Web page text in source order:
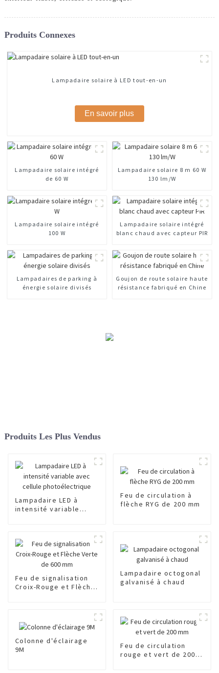
Produits Connexes
Lampadaire solaire à LED tout-en-un
En savoir plus
Lampadaire solaire intégré
de 60 W
Lampadaire solaire 8 m 60 W
130 lm/W
Lampadaire solaire intégré
100 W
Lampadaire solaire intégré
blanc chaud avec capteur PIR
Lampadaires de parking à
énergie solaire divisés
Goujon de route solaire haute
résistance fabriqué en Chine
Produits Les Plus Vendus
Lampadaire LED à
intensité variable
Feu de circulation à
flèche RYG de 200 mm
Feu de signalisation
Croix-Rouge et Flèche
Lampadaire octogonal
galvanisé à chaud
Colonne d'éclairage
9M
Feu de circulation
rouge et vert de 200